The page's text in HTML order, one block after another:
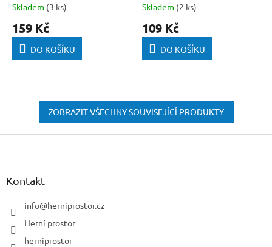
Skladem (3 ks)
159 Kč
DO KOŠÍKU
Skladem (2 ks)
109 Kč
DO KOŠÍKU
ZOBRAZIT VŠECHNY SOUVISEJÍCÍ PRODUKTY
Z
Kontakt
info@herniprostor.cz
Herní prostor
herniprostor